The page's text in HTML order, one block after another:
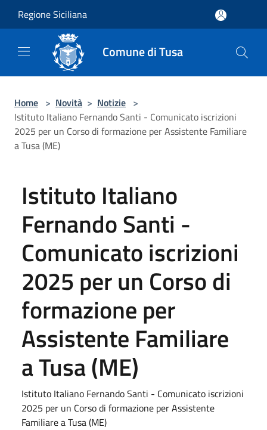
Regione Siciliana
Comune di Tusa
Home > Novità > Notizie >
Istituto Italiano Fernando Santi - Comunicato iscrizioni
2025 per un Corso di formazione per Assistente Familiare
a Tusa (ME)
Istituto Italiano
Fernando Santi -
Comunicato iscrizioni
2025 per un Corso di
formazione per
Assistente Familiare
a Tusa (ME)
Istituto Italiano Fernando Santi - Comunicato iscrizioni
2025 per un Corso di formazione per Assistente
Familiare a Tusa (ME)